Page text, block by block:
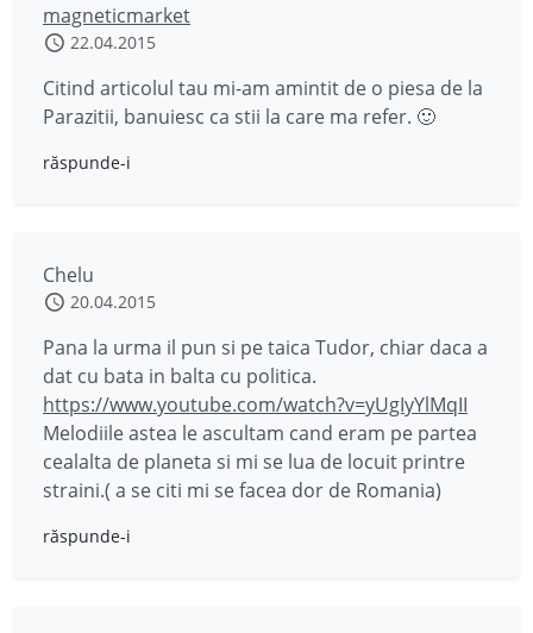
magneticmarket
22.04.2015
Citind articolul tau mi-am amintit de o piesa de la
Parazitii, banuiesc ca stii la care ma refer. 🙂
răspunde-i
Chelu
20.04.2015
Pana la urma il pun si pe taica Tudor, chiar daca a
dat cu bata in balta cu politica.
https://www.youtube.com/watch?v=yUgIyYlMqII
Melodiile astea le ascultam cand eram pe partea
cealalta de planeta si mi se lua de locuit printre
straini.( a se citi mi se facea dor de Romania)
răspunde-i